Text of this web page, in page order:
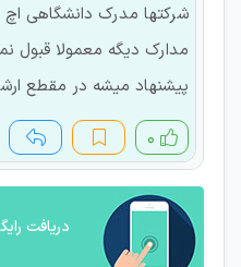
شرکتها مدرک دانشگاهی
مدارک دیگه معمولا قبول
پیشنهاد میشه در مقطع
۰
دریافت